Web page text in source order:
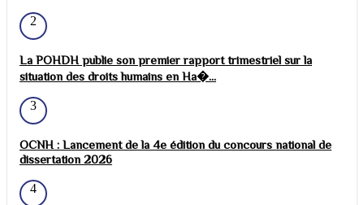
2
La POHDH publie son premier rapport trimestriel sur la
situation des droits humains en Ha�...
3
OCNH : Lancement de la 4e édition du concours national de
dissertation 2026
4